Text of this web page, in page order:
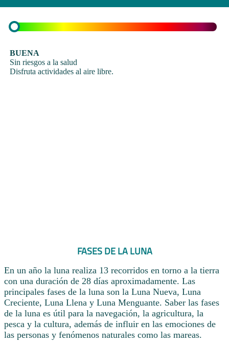
BUENA
Sin riesgos a la salud
Disfruta actividades al aire libre.
FASES DE LA LUNA
En un año la luna realiza 13 recorridos en torno a la tierra
con una duración de 28 días aproximadamente. Las
principales fases de la luna son la Luna Nueva, Luna
Creciente, Luna Llena y Luna Menguante. Saber las fases
de la luna es útil para la navegación, la agricultura, la
pesca y la cultura, además de influir en las emociones de
las personas y fenómenos naturales como las mareas.